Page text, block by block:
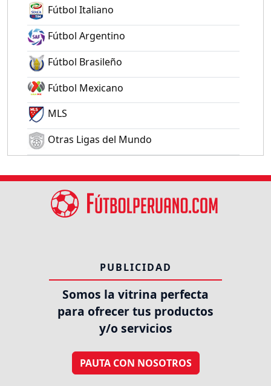
Fútbol Italiano
Fútbol Argentino
Fútbol Brasileño
Fútbol Mexicano
MLS
Otras Ligas del Mundo
PUBLICIDAD
Somos la vitrina perfecta
para ofrecer tus productos
y/o servicios
PAUTA CON NOSOTROS